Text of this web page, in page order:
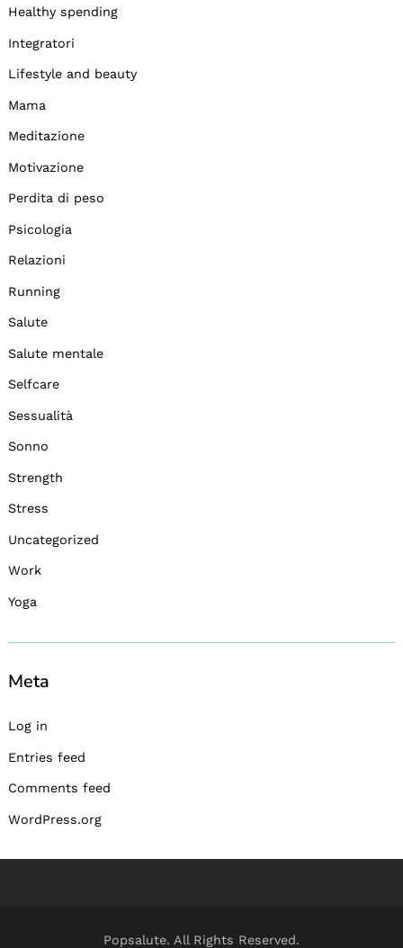
Healthy spending
Integratori
Lifestyle and beauty
Mama
Meditazione
Motivazione
Perdita di peso
Psicologia
Relazioni
Running
Salute
Salute mentale
Selfcare
Sessualità
Sonno
Strength
Stress
Uncategorized
Work
Yoga
Meta
Log in
Entries feed
Comments feed
WordPress.org
Popsalute. All Rights Reserved.